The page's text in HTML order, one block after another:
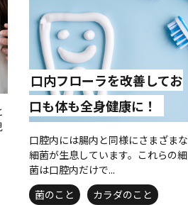
口内フローラを改善してお
口も体も全身健康に！
口腔内には腸内と同様にさまざまな
細菌が生息しています。これらの細
菌は口腔内だけで...
菌のこと
カラダのこと